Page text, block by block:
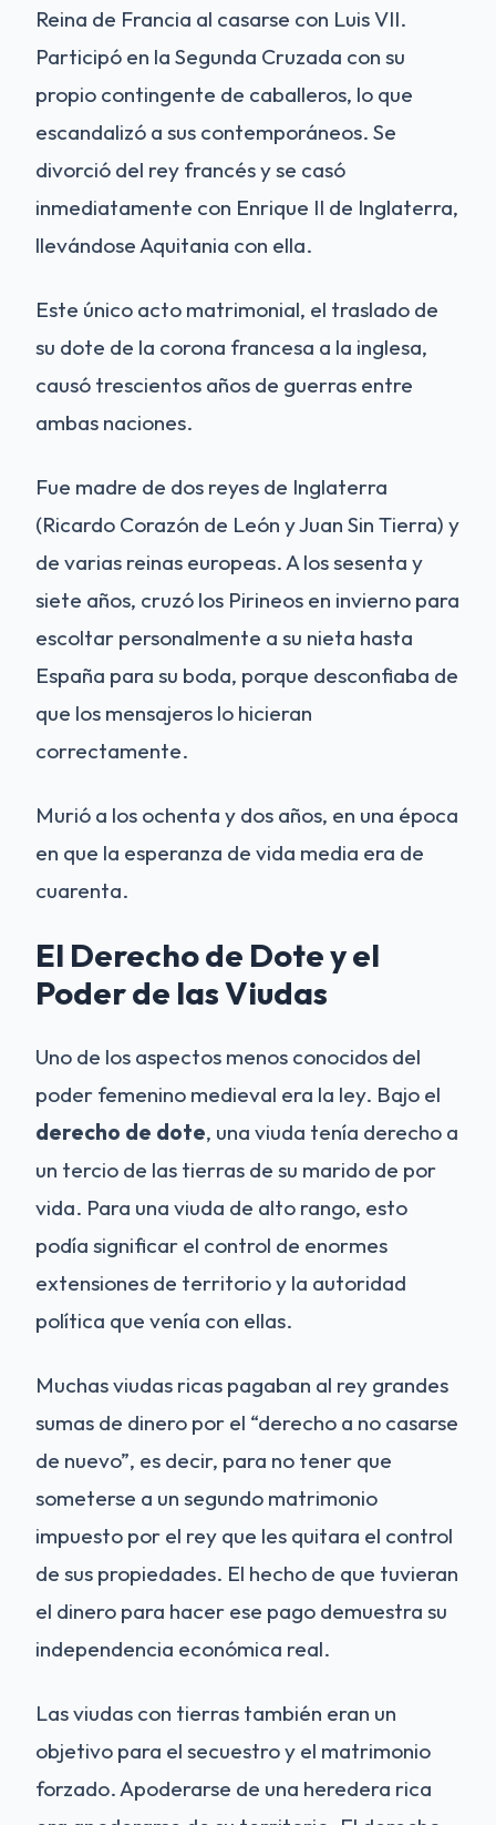
Reina de Francia al casarse con Luis VII.
Participó en la Segunda Cruzada con su
propio contingente de caballeros, lo que
escandalizó a sus contemporáneos. Se
divorció del rey francés y se casó
inmediatamente con Enrique II de Inglaterra,
llevándose Aquitania con ella.
Este único acto matrimonial, el traslado de
su dote de la corona francesa a la inglesa,
causó trescientos años de guerras entre
ambas naciones.
Fue madre de dos reyes de Inglaterra
(Ricardo Corazón de León y Juan Sin Tierra) y
de varias reinas europeas. A los sesenta y
siete años, cruzó los Pirineos en invierno para
escoltar personalmente a su nieta hasta
España para su boda, porque desconfiaba de
que los mensajeros lo hicieran
correctamente.
Murió a los ochenta y dos años, en una época
en que la esperanza de vida media era de
cuarenta.
El Derecho de Dote y el
Poder de las Viudas
Uno de los aspectos menos conocidos del
poder femenino medieval era la ley. Bajo el
derecho de dote, una viuda tenía derecho a
un tercio de las tierras de su marido de por
vida. Para una viuda de alto rango, esto
podía significar el control de enormes
extensiones de territorio y la autoridad
política que venía con ellas.
Muchas viudas ricas pagaban al rey grandes
sumas de dinero por el “derecho a no casarse
de nuevo”, es decir, para no tener que
someterse a un segundo matrimonio
impuesto por el rey que les quitara el control
de sus propiedades. El hecho de que tuvieran
el dinero para hacer ese pago demuestra su
independencia económica real.
Las viudas con tierras también eran un
objetivo para el secuestro y el matrimonio
forzado. Apoderarse de una heredera rica